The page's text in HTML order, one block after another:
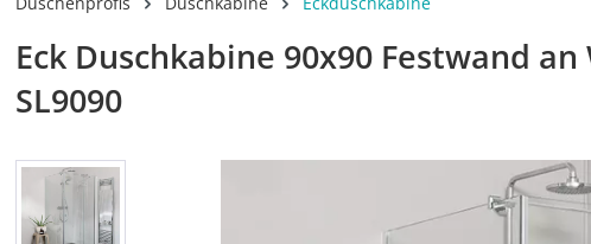
Eck Duschkabine 90x90 Festwand
SL9090
Bildergalerie überspringen